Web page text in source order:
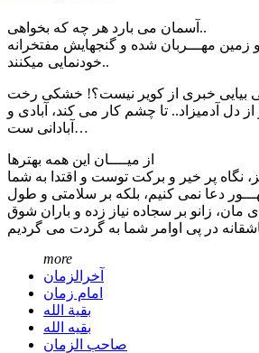
آسمان می بارد هر چه که بخواهی..
زمین مهـــربان شده و گنجهایش مفتخرانه
خودنمایی میکنند..
بیایی خبری از کویر نیست؟! خشکی رخت
دل آدمیزاد.. تا چشم کار می کند، آبادی و
آبادانی ست…
از میــــان این همه بهترها
دعا نمی کنیم، بلکه بر سلامتی و طول
مان، زانو بر سجاده نیاز زده و باران شوق
more
آخرالزمان
امام زمان
بقیة الله
بقیه الله
صاحب الزمان